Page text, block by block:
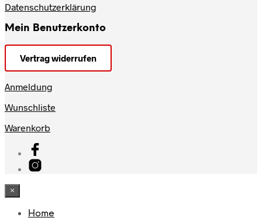
Datenschutzerklärung
Mein Benutzerkonto
Vertrag widerrufen
Anmeldung
Wunschliste
Warenkorb
×
Home